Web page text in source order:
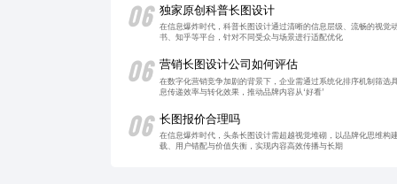
06 独家原创科普长图设计
在信息爆炸时代，科普长图设计通过清晰的信息层级、流畅的视
书、知乎等平台，针对不同受众与场景进行适配优化
06 营销长图设计公司如何评估
在数字化营销竞争加剧的背景下，企业需通过系统化排序机制筛
息传递效率与转化效果，推动品牌内容从‘好看’
06 长图报价合理吗
在信息爆炸时代，头条长图设计需超越视觉堆砌，以品牌化思维
载、用户错配与价值失衡，实现内容高效传播与长期